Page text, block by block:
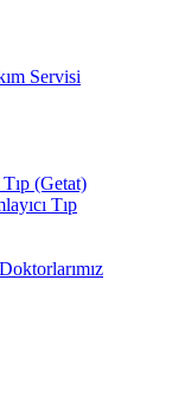
Servisi
(Getat)
Tıp